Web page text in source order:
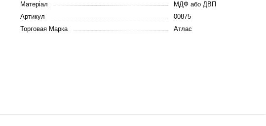
Матеріал
МДФ або ДВП
Артикул
00875
Торговая Марка
Атлас